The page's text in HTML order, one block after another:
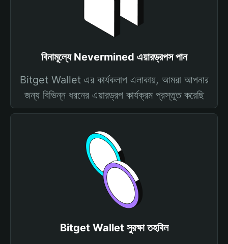
বিনামূল্যে Nevermined এয়ারড্রপস পান
Bitget Wallet এর কার্যকলাপ এলাকায়, আমরা আপনার
জন্য বিভিন্ন ধরনের এয়ারড্রপ কার্যক্রম প্রস্তুত করেছি
Bitget Wallet সুরক্ষা তহবিল